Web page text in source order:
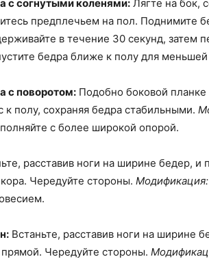
с согнутыми коленями: Лягте на бок,
предплечьем на пол. Поднимите
в течение 30 секунд, затем
бедра ближе к полу для меньшей
с поворотом: Подобно боковой
к полу, сохраняя бедра стабильными.
с более широкой опорой.
расставив ноги на ширине бедер, и
Чередуйте стороны. Модификация:
Встаньте, расставив ноги на ширине
Чередуйте стороны.